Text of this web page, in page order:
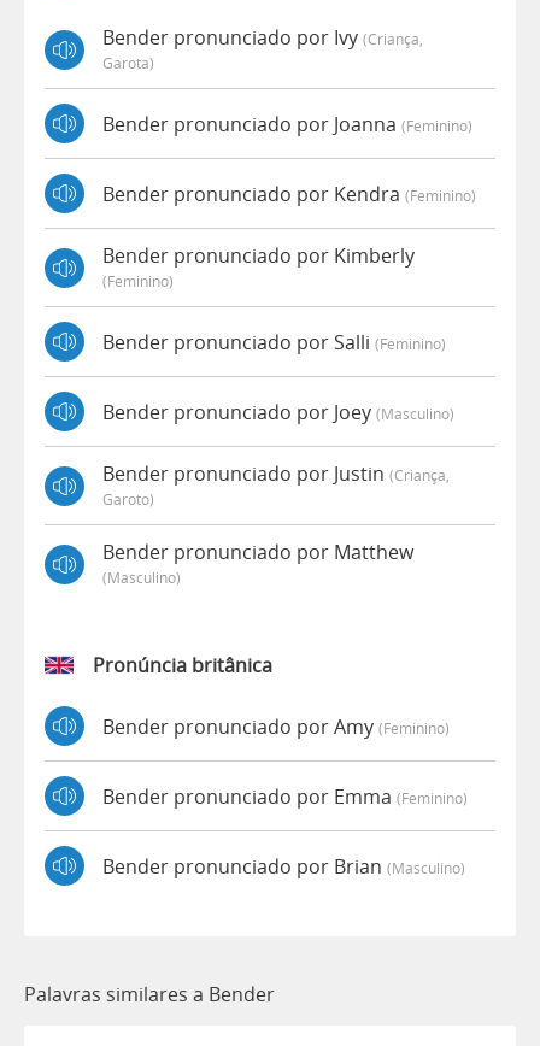
Bender pronunciado por Ivy (criança,
Garota)
Bender pronunciado por Joanna (feminino)
Bender pronunciado por Kendra (feminino)
Bender pronunciado por Kimberly
(feminino)
Bender pronunciado por Salli (feminino)
Bender pronunciado por Joey (masculino)
Bender pronunciado por Justin (criança,
Garoto)
Bender pronunciado por Matthew
(masculino)
Pronúncia britânica
Bender pronunciado por Amy (feminino)
Bender pronunciado por Emma (feminino)
Bender pronunciado por Brian (masculino)
Palavras similares a Bender